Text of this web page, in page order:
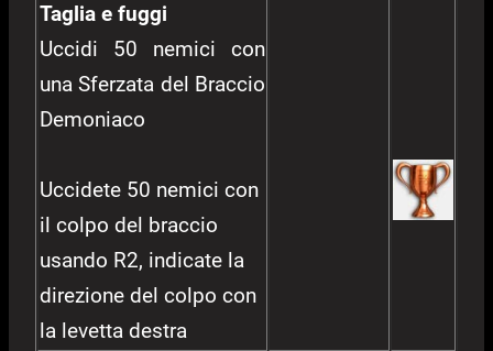
Taglia e fuggi
Uccidi 50 nemici con
una Sferzata del Braccio
Demoniaco
Uccidete 50 nemici con
il colpo del braccio
usando R2, indicate la
direzione del colpo con
la levetta destra